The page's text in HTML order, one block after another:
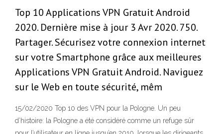
Top 10 Applications VPN Gratuit Android
2020. Dernière mise à jour 3 Avr 2020. 750.
Partager. Sécurisez votre connexion internet
sur votre Smartphone grâce aux meilleures
Applications VPN Gratuit Android. Naviguez
sur le Web en toute sécurité, mêm
15/02/2020 Top 10 des VPN pour la Pologne. Un peu
d’histoire: la Pologne a été considéré comme un refuge sûr